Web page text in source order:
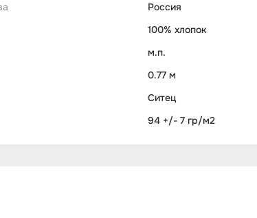
Россия
100% хлопок
м.п.
0.77 м
Ситец
94 +/- 7 гр/м2